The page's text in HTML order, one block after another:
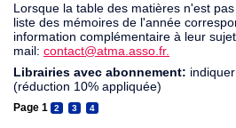
Lorsque la table des matières n'est
liste des mémoires de l'année
information complémentaire à leur
mail: contact@atma.asso.fr.
Librairies avec abonnement:
(réduction 10% appliquée)
Page 1 2 3 4